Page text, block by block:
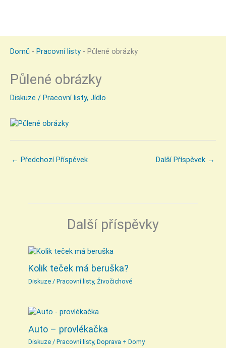
Domů - Pracovní listy - Půlené obrázky
Půlené obrázky
Diskuze / Pracovní listy, Jídlo
← Předchozí Příspěvek Další Příspěvek →
Další příspěvky
Kolik teček má beruška?
Diskuze /Pracovní listy, Živočichové
Auto – provlékačka
Diskuze /Pracovní listy,Doprava + Domy